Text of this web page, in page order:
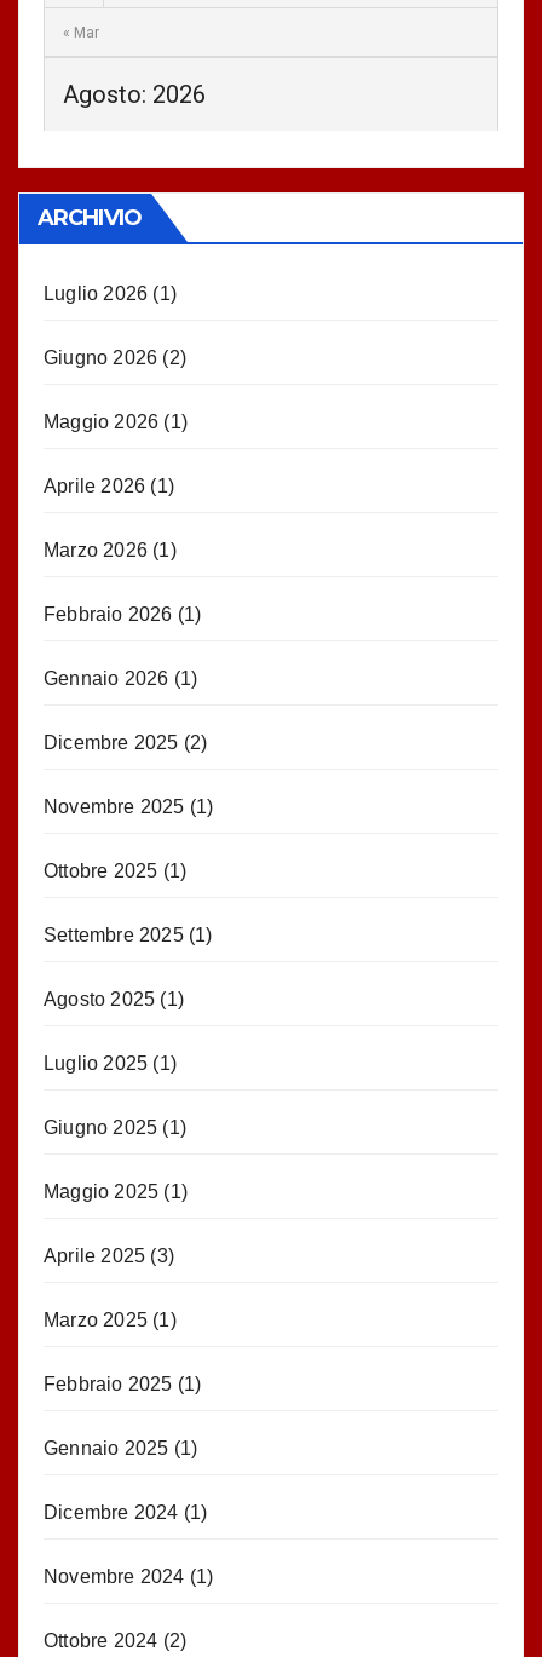
Agosto: 2026
« Mar
ARCHIVIO
Luglio 2026 (1)
Giugno 2026 (2)
Maggio 2026 (1)
Aprile 2026 (1)
Marzo 2026 (1)
Febbraio 2026 (1)
Gennaio 2026 (1)
Dicembre 2025 (2)
Novembre 2025 (1)
Ottobre 2025 (1)
Settembre 2025(1)
Agosto 2025 (1)
Luglio 2025 (1)
Giugno 2025 (1)
Maggio 2025 (1)
Aprile 2025 (3)
Marzo 2025 (1)
Febbraio 2025 (1)
Gennaio 2025 (1)
Dicembre 2024 (1)
Novembre 2024 (1)
Ottobre 2024 (2)